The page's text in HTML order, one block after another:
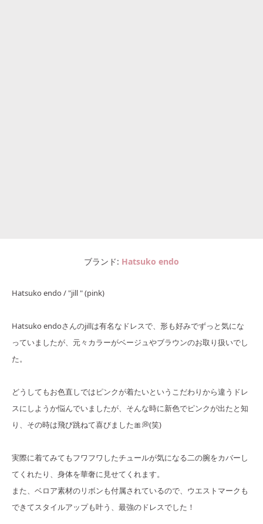
ブランド Hatsuko endo
Hatsuko endo / "jill " (pink)
Hatsuko endoさんのjillは有名なドレスで、形も好みでずっと気にな
っていましたが、元々カラーがベージュやブラウンのお取り扱いでし
た。
どうしてもお色直しではピンクが着たいというこだわりから違うドレ
スにしようか悩んでいましたが、そんな時に新色でピンクが出たと知
り、その時は飛び跳ねて喜びました🎀💭(笑)
実際に着てみてもフワフワしたチュールが気になる二の腕をカバーし
てくれたり、身体を華奢に見せてくれます。
また、ベロア素材のリボンも付属されているので、ウエストマークも
できてスタイルアップも叶う、最強のドレスでした！